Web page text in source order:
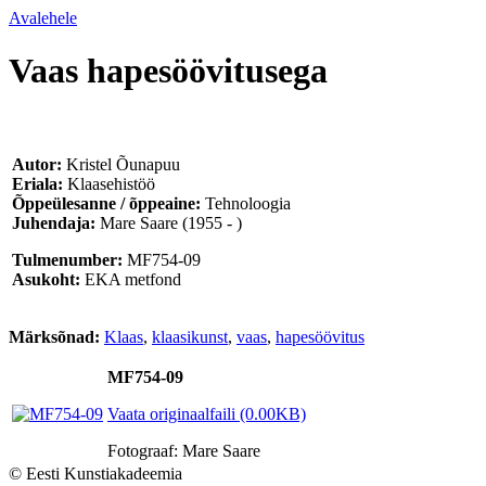
Avalehele
Vaas hapesöövitusega
Autor: Kristel Õunapuu
Eriala: Klaasehistöö
Õppeülesanne / õppeaine: Tehnoloogia
Juhendaja: Mare Saare (1955 - )
Tulmenumber: MF754-09
Asukoht: EKA metfond
Märksõnad: Klaas, klaasikunst, vaas, hapesöövitus
MF754-09
Vaata originaalfaili (0.00KB)
Fotograaf: Mare Saare
© Eesti Kunstiakadeemia